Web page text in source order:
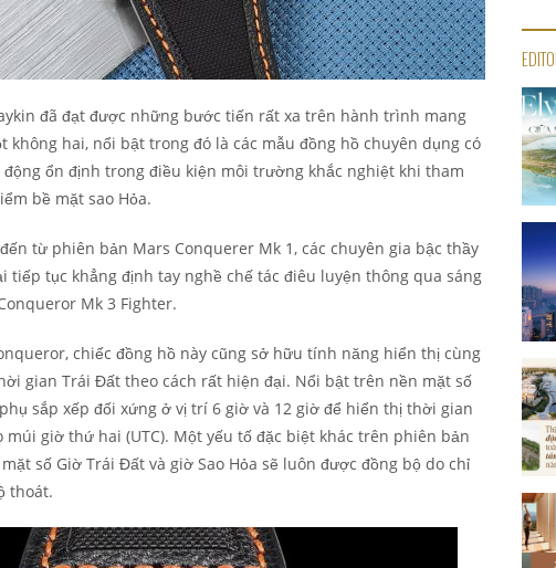
đã đạt được những bước tiến rất xa trên hành trình mang
không hai, nổi bật trong đó là các mẫu đồng hồ chuyên dụng có
động ổn định trong điều kiện môi trường khắc nghiệt khi tham
bề mặt sao Hỏa.
từ phiên bản Mars Conquerer Mk 1, các chuyên gia bậc thầy
tiếp tục khẳng định tay nghề chế tác điêu luyện thông qua sáng
Mk 3 Fighter.
chiếc đồng hồ này cũng sở hữu tính năng hiển thị cùng
gian Trái Đất theo cách rất hiện đại. Nổi bật trên nền mặt số
sắp xếp đối xứng ở vị trí 6 giờ và 12 giờ để hiển thị thời gian
múi giờ thứ hai (UTC). Một yếu tố đặc biệt khác trên phiên bản
số Giờ Trái Đất và giờ Sao Hỏa sẽ luôn được đồng bộ do chỉ
thoát.